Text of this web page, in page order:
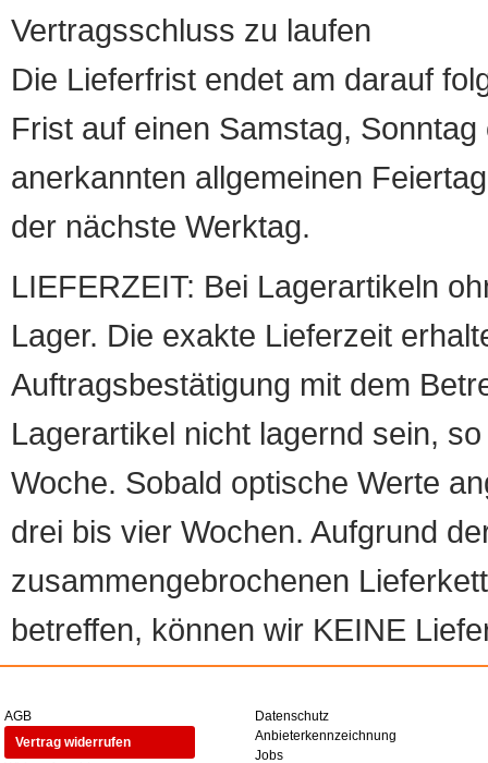
Vertragsschluss zu laufen
Die Lieferfrist endet am darauf
Frist auf einen Samstag,
anerkannten allgemeinen
der nächste Werktag.
LIEFERZEIT: Bei Lagerartikeln
Lager. Die exakte Lieferzeit
Auftragsbestätigung mit dem
Lagerartikel nicht lagernd sein,
Woche. Sobald optische Werte
drei bis vier Wochen. Aufgrund
zusammengebrochenen
betreffen, können wir KEINE
AGB
Vertrag widerrufen
Datenschutz
Anbieterkennzeichnung
Jobs